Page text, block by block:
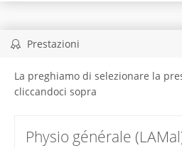
Prestazioni
La preghiamo di selezionare la
cliccandoci sopra
Physio générale